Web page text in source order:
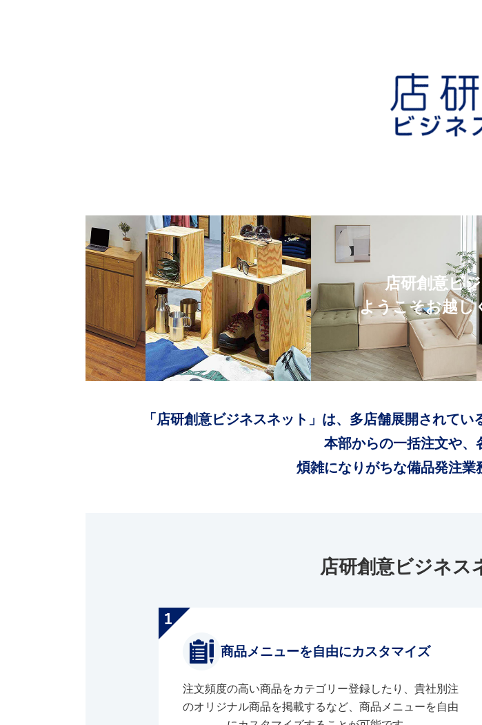
店研創意ビ
ようこそお越し
「店研創意ビジネスネット」は、多店舗展開されて
本部からの一括注文や、
煩雑になりがちな備品発注業
店研創意ビジネス
商品メニューを自由にカスタマイズ
注文頻度の高い商品をカテゴリー登録したり、貴社別注
のオリジナル商品を掲載するなど、商品メニューを自由